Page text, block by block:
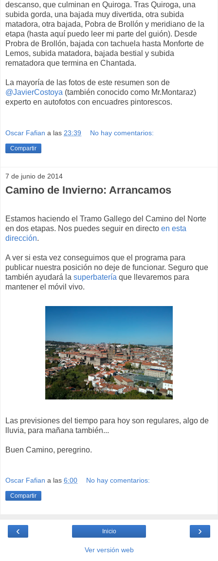
descanso, que culminan en Quiroga. Tras Quiroga, una
subida gorda, una bajada muy divertida, otra subida
matadora, otra bajada, Pobra de Brollón y meridiano de la
etapa (hasta aquí puedo leer mi parte del guión). Desde
Probra de Brollón, bajada con tachuela hasta Monforte de
Lemos, subida matadora, bajada bestial y subida
rematadora que termina en Chantada.
La mayoría de las fotos de este resumen son de
@JavierCostoya (también conocido como Mr.Montaraz)
experto en autofotos con encuadres pintorescos.
Oscar Fafian a las 23:39 No hay comentarios:
Compartir
7 de junio de 2014
Camino de Invierno: Arrancamos
Estamos haciendo el Tramo Gallego del Camino del Norte
en dos etapas. Nos puedes seguir en directo en esta
dirección.
A ver si esta vez conseguimos que el programa para
publicar nuestra posición no deje de funcionar. Seguro que
también ayudará la superbatería que llevaremos para
mantener el móvil vivo.
Las previsiones del tiempo para hoy son regulares, algo de
lluvia, para mañana también...
Buen Camino, peregrino.
Oscar Fafian a las 6:00 No hay comentarios:
Compartir
‹ ›
Inicio
Ver versión web